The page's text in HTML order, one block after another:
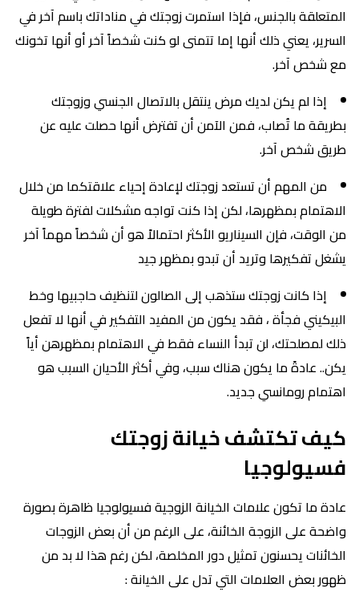
المتعلقة بالجنس، فإذا استمرت زوجتك في مناداتك باسم آخر في
السرير، يعني ذلك أنها إما تتمنى لو كنت شخصاً آخر أو أنها تخونك
مع شخص آخر.
إذا لم يكن لديك مرض ينتقل بالاتصال الجنسي وزوجتك
بطريقة ما تُصاب، فمن الآمن أن تفترض أنها حصلت عليه عن
طريق شخص آخر.
من المهم أن تستعد زوجتك لإعادة إحياء علاقتكما من خلال
الاهتمام بمظهرها، لكن إذا كنت تواجه مشكلات لفترة طويلة
من الوقت، فإن السيناريو الأكثر احتمالاً هو أن شخصاً مهماً آخر
يشغل تفكيرها وتريد أن تبدو بمظهر جيد
إذا كانت زوجتك ستذهب إلى الصالون لتنظيف حاجبيها وخط
البيكيني فجأة ، فقد يكون من المفيد التفكير في أنها لا تفعل
ذلك لمصلحتك، لن تبدأ النساء فقط في الاهتمام بمظهرهن أياً
يكن.. عادةً ما يكون هناك سبب، وفي أكثر الأحيان السبب هو
اهتمام رومانسي جديد.
كيف تكتشف خيانة زوجتك
فسيولوجيا
عادة ما تكون علامات الخيانة الزوجية فسيولوجيا ظاهرة بصورة
واضحة على الزوجة الخائنة، على الرغم من أن بعض الزوجات
الخائنات يحسنون تمثيل دور المخلصة، لكن رغم هذا لا بد من
ظهور بعض العلامات التي تدل على الخيانة :